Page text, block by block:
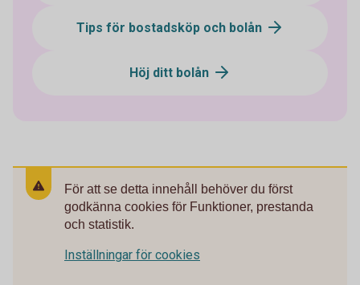
Tips för bostadsköp och bolån
Höj ditt bolån
För att se detta innehåll behöver du först
godkänna cookies för Funktioner, prestanda
och statistik.
Inställningar för cookies